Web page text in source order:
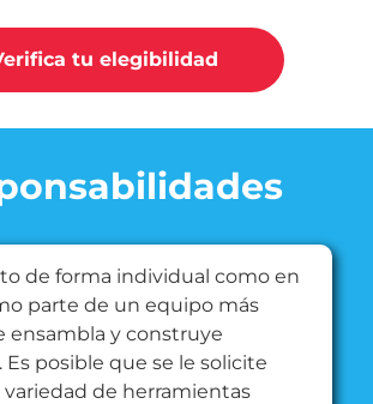
tu elegibilidad
de forma individual como en
parte de un equipo más
ensambla y construye
Es posible que se le solicite
de herramientas